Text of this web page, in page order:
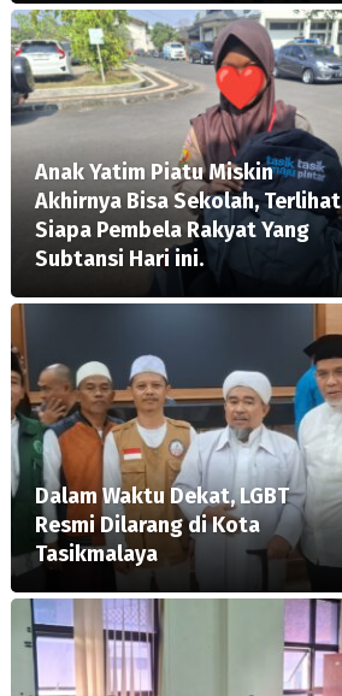
Anak Yatim Piatu Miskin
Akhirnya Bisa Sekolah, Terlihat
Siapa Pembela Rakyat Yang
Subtansi Hari ini.
Dalam Waktu Dekat, LGBT
Resmi Dilarang di Kota
Tasikmalaya